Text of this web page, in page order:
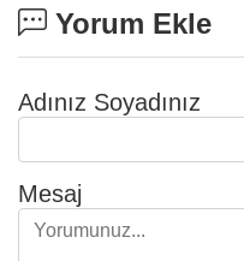
Yorum Ekle
Adınız Soyadınız
Mesaj